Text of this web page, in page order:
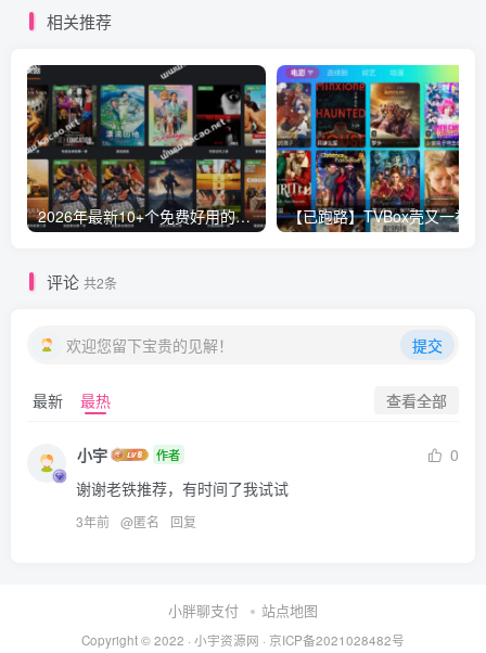
相关推荐
2026年最新10+个免费好用的视频电影网站-免VIP一网打尽，持续更新
评论 共2条
欢迎您留下宝贵的见解！ 提交
最新 最热 查看全部
小宇 作者
0
谢谢老铁推荐，有时间了我试试
3年前 @匿名 回复
小胖聊支付 站点地图
Copyright © 2022 · 小宇资源网 · 京ICP备2021028482号